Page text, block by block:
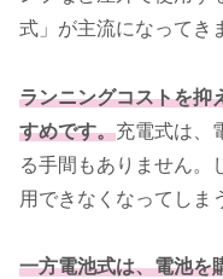
式」が主流になってき
ランニングコストを抑
すめです。充電式は、
る手間もありません。
用できなくなってしま
一方電池式は、電池を